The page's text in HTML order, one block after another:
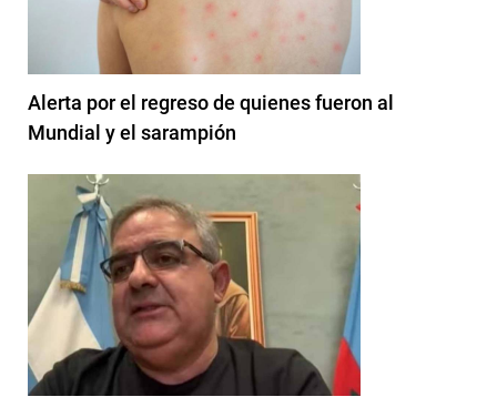
Alerta por el regreso de quienes fueron al
Mundial y el sarampión